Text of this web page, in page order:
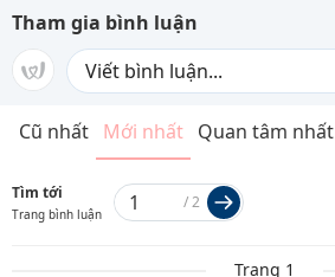
Tham gia bình luận
Cũ nhất Mới nhất Quan tâm nhất
Tìm tới
Trang bình luận
/2
Trang 1